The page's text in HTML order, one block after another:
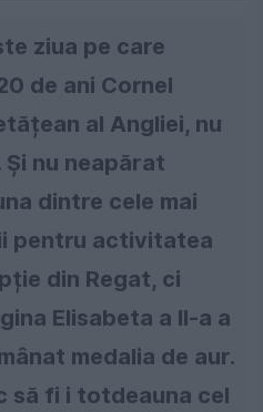
ziua pe care
de ani Cornel
al Angliei, nu
nu neapărat
dintre cele mai
pentru activitatea
din Regat, ci
Elisabeta a II-a a
medalia de aur.
să fi i totdeauna cel